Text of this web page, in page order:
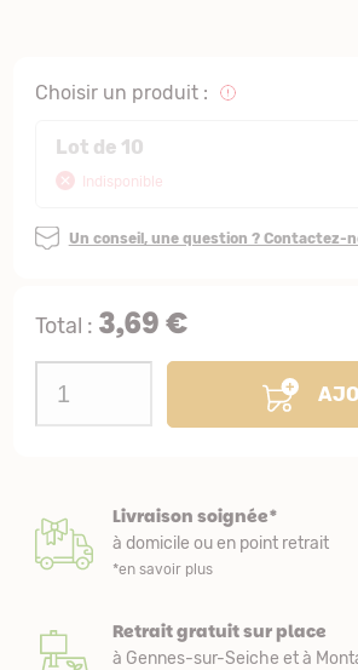
Choisir un produit :
Lot de 10
Indisponible
Un conseil, une question ? Contactez-
Total : 3,69 €
Livraison soignée*
à domicile ou en point retrait
*en savoir plus
Retrait gratuit sur place
à Gennes-sur-Seiche et à